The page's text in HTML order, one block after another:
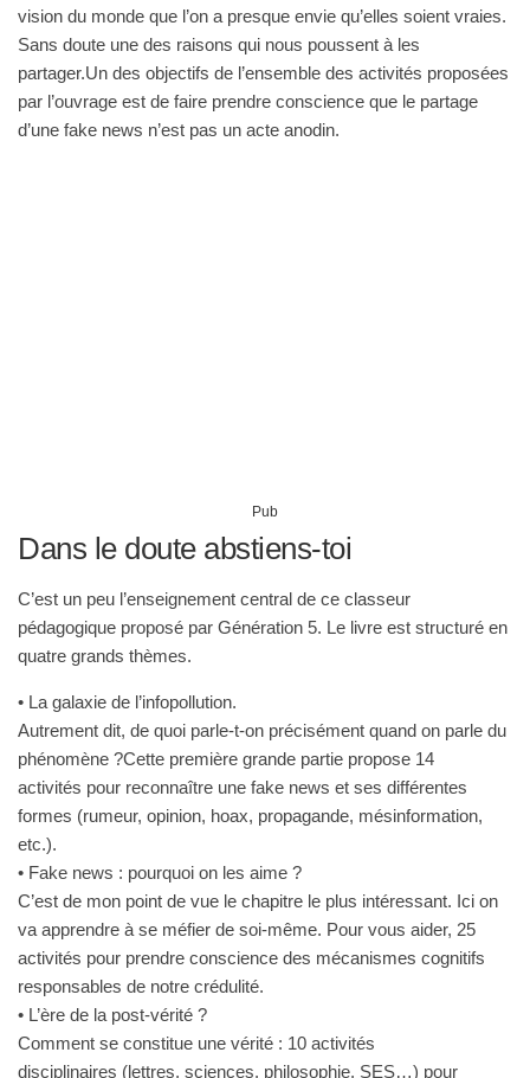
vision du monde que l’on a presque envie qu’elles soient vraies.
Sans doute une des raisons qui nous poussent à les
partager.Un des objectifs de l’ensemble des activités proposées
par l’ouvrage est de faire prendre conscience que le partage
d’une fake news n’est pas un acte anodin.
Pub
Dans le doute abstiens-toi
C’est un peu l’enseignement central de ce classeur
pédagogique proposé par Génération 5. Le livre est structuré en
quatre grands thèmes.
• La galaxie de l’infopollution.
Autrement dit, de quoi parle-t-on précisément quand on parle du
phénomène ?Cette première grande partie propose 14
activités pour reconnaître une fake news et ses différentes
formes (rumeur, opinion, hoax, propagande, mésinformation,
etc.).
• Fake news : pourquoi on les aime ?
C’est de mon point de vue le chapitre le plus intéressant. Ici on
va apprendre à se méfier de soi-même. Pour vous aider, 25
activités pour prendre conscience des mécanismes cognitifs
responsables de notre crédulité.
• L’ère de la post-vérité ?
Comment se constitue une vérité : 10 activités
disciplinaires (lettres, sciences, philosophie, SES…) pour